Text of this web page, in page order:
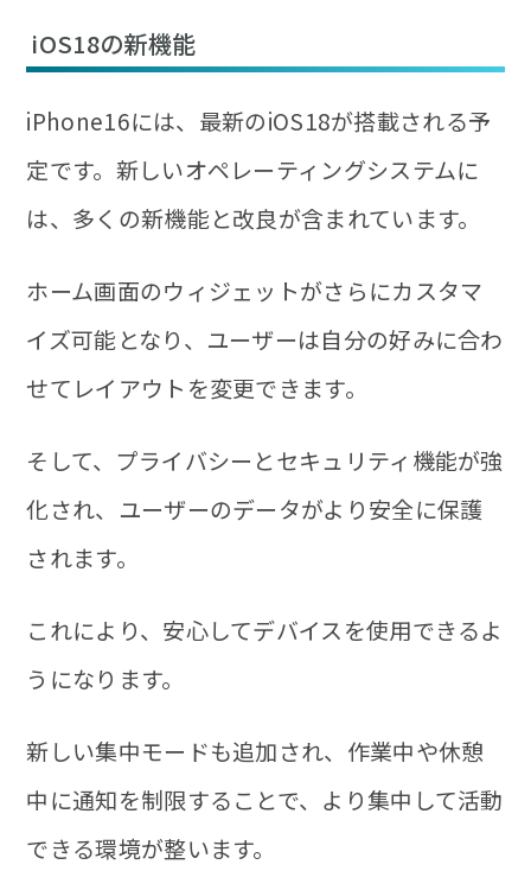
iOS18の新機能
iPhone16には、最新のiOS18が搭載される予
定です。新しいオペレーティングシステムに
は、多くの新機能と改良が含まれています。
ホーム画面のウィジェットがさらにカスタマ
イズ可能となり、ユーザーは自分の好みに合わ
せてレイアウトを変更できます。
そして、プライバシーとセキュリティ機能が強
化され、ユーザーのデータがより安全に保護
されます。
これにより、安心してデバイスを使用できるよ
うになります。
新しい集中モードも追加され、作業中や休憩
中に通知を制限することで、より集中して活動
できる環境が整います。